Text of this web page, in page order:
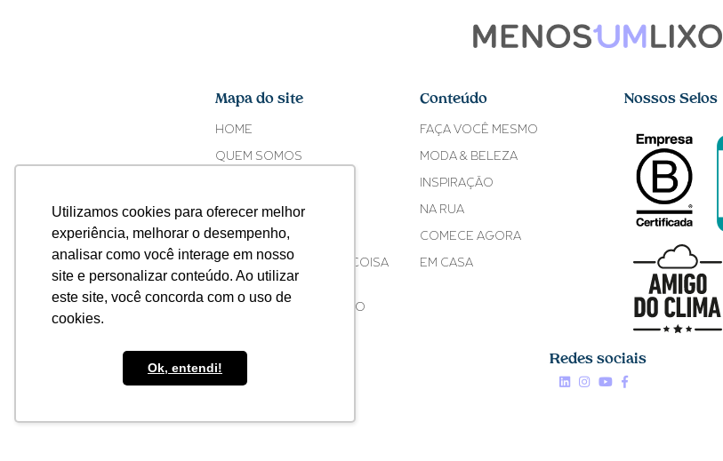
Utilizamos cookies para oferecer melhor
experiência, melhorar o desempenho,
analisar como você interage em nosso
site e personalizar conteúdo. Ao utilizar
este site, você concorda com o uso de
cookies.
Ok, entendi!
Mapa do site
HOME
QUEM SOMOS
O COPO
ONDE ENCONTRAR
ACONTECEU ALGUMA COISA
COM O SEU COPO?
ATIVISMO CORPORATIVO
Conteúdo
FAÇA VOCÊ MESMO
MODA & BELEZA
INSPIRAÇÃO
NA RUA
COMECE AGORA
EM CASA
Nossos Selos
Redes sociais
Linkedin   